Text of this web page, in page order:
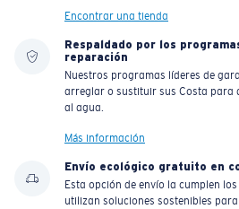
Encontrar una tienda
Respaldado por los
reparación
Nuestros programas líderes de
arreglar o sustituir sus Costa para
al agua.
Más información
Envío ecológico gratuito en
Esta opción de envío la cumplen
utilizan soluciones sostenibles